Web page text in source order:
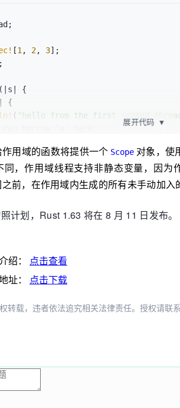
[1 , 2, 3
;
(|s| {
{
( "hello from the first scoped
{
("hello from the second scoped
a[
0] + a[2];
we can modify and access our
a.len());
展开代码 ▼
用域的函数将提供一个 Scope 对象，使
同，作用域线程支持非静态变量，因
前，在作用域内生成的所有未手动加入
计划，Rust 1.63 将在 8 月 11 日发布。
绍：
点击查看
址： 点击下载
转载，违者依法追究相关法律责任。授权请联